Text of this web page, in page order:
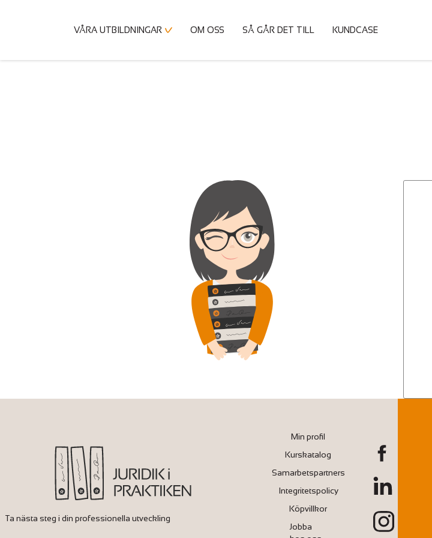
VÅRA UTBILDNINGAR OM OSS SÅ GÅR DET TILL KUNDCASE
Ta nästa steg i din professionella utveckling
Min profil
Kurskatalog
Samarbetspartners
Integritetspolicy
Köpvillkor
Jobba